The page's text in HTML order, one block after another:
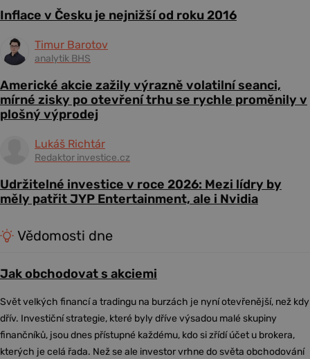
Inflace v Česku je nejnižší od roku 2016
Timur Barotov
analytik BHS
Americké akcie zažily výrazně volatilní seanci,
mírné zisky po otevření trhu se rychle proměnily v
plošný výprodej
Lukáš Richtár
Redaktor investice.cz
Udržitelné investice v roce 2026: Mezi lídry by
měly patřit JYP Entertainment, ale i Nvidia
Vědomosti dne
Jak obchodovat s akciemi
Svět velkých financí a tradingu na burzách je nyní otevřenější, než kdy
dřív. Investiční strategie, které byly dříve výsadou malé skupiny
finančníků, jsou dnes přístupné každému, kdo si zřídí účet u brokera,
kterých je celá řada. Než se ale investor vrhne do světa obchodování